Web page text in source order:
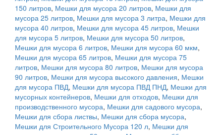
150 литров, Мешки для мусора 20 литров, Мешки для
мусора 25 литров, Мешки для мусора 3 литра, Мешки для
мусора 40 литров, Мешки для мусора 45 литров, Мешки
для мусора 5 литров, Мешки для мусора 50 литров,
Мешки для мусора 6 литров, Мешки для мусора 60 мкм,
Мешки для мусора 65 литров, Мешки для мусора 75
литров, Мешки для мусора 80 литров, Мешки для мусора
90 литров, Мешки для мусора высокого давления, Мешки
для мусора ПВД, Мешки для мусора ПВД ПНД, Мешки для
мусорных контейнеров, Мешки для отходов, Мешки для
производственного мусора, Мешки для садового мусора,
Мешки для сбора листвы, Мешки для сбора мусора,
Мешки для Строительного Мусора 120 л, Мешки для